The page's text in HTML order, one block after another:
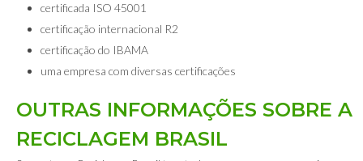
certificada ISO 45001
certificação internacional R2
certificação do IBAMA
uma empresa com diversas certificações
OUTRAS INFORMAÇÕES SOBRE A
RECICLAGEM BRASIL